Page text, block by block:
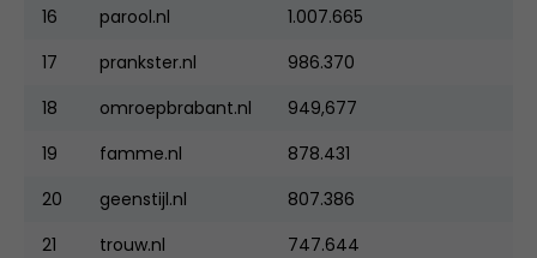
16
parool.nl
1.007.665
17
prankster.nl
986.370
18
omroepbrabant.nl
949,677
19
famme.nl
878.431
20
geenstijl.nl
807.386
21
trouw.nl
747.644